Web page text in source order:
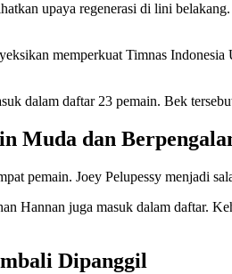
upaya regenerasi di lini
memperkuat Timnas
dalam daftar 23 pemain. Bek
Muda dan
pemain. Joey Pelupessy menjadi
Hannan juga masuk dalam daftar.
Dipanggil